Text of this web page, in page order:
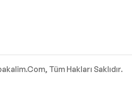
Tüm Hakları Saklıdır.